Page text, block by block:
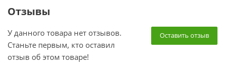
Отзывы
Оставить отзыв
У данного товара нет отзывов.
Станьте первым, кто оставил
отзыв об этом товаре!